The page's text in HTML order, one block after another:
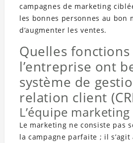
campagnes de marketing
les bonnes personnes au bon
d’augmenter les ventes.
Quelles fonctions
l’entreprise ont
système de
relation client
L’équipe marketing
Le marketing ne consiste pas
la campagne parfaite ; il